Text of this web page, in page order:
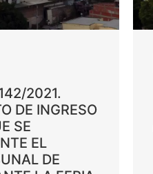
2021.
DE INGRESO
SE
EL
DE